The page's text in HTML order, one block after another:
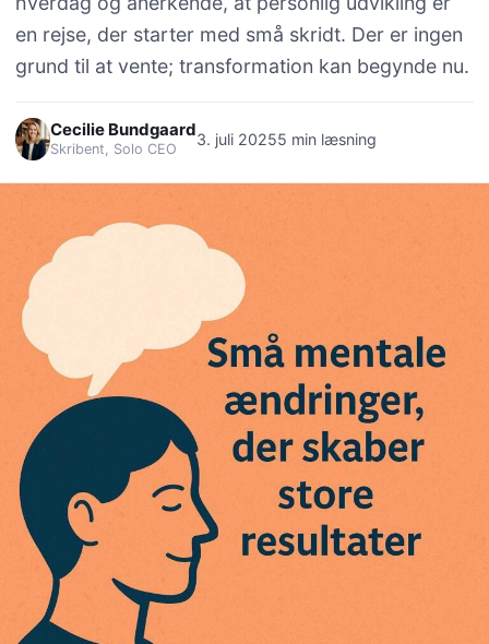
en rejse, der starter med små skridt. Der er ingen
grund til at vente; transformation kan begynde nu.
Cecilie Bundgaard
Skribent, Solo CEO
3. juli 20255 min læsning